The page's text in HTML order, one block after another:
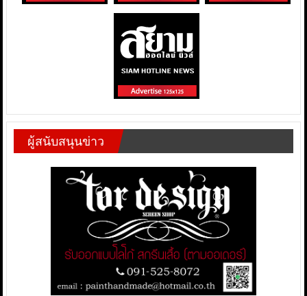
ผู้สนับสนุนข่าว